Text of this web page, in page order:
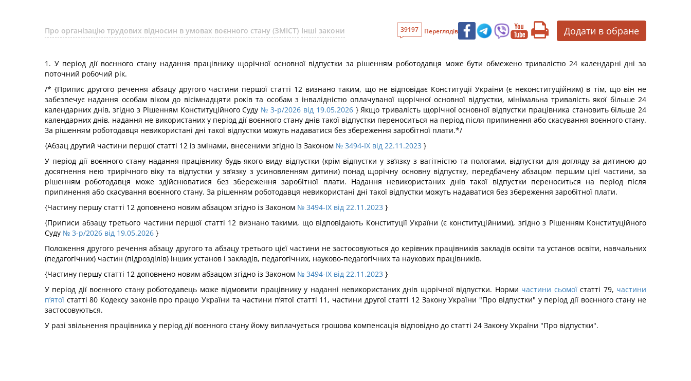
Про організацію трудових відносин в умовах воєнного стану (ЗМІСТ) Інші закони 39197 Переглядів Додати в обране
1. У період дії воєнного стану надання працівнику щорічної основної відпустки за рішенням роботодавця може бути обмежено тривалістю 24 календарні дні за
поточний робочий рік.
/*{Припис другого речення абзацу другого частини першої статті 12 визнано таким, що не відповідає Конституції України (є неконституційним) в тім, що він не
забезпечує надання особам віком до вісімнадцяти років та особам з інвалідністю оплачуваної щорічної основної відпустки, мінімальна тривалість якої більше 24
календарних днів, згідно з Рішенням Конституційного Суду № 3-р/2026 від 19.05.2026}Якщо тривалість щорічної основної відпустки працівника становить більше 24
календарних днів, надання не використаних у період дії воєнного стану днів такої відпустки переноситься на період після припинення або скасування воєнного стану.
За рішенням роботодавця невикористані дні такої відпустки можуть надаватися без збереження заробітної плати.*/
{Абзац другий частини першої статті 12 із змінами, внесеними згідно із Законом № 3494-IX від 22.11.2023 }
У період дії воєнного стану надання працівнику будь-якого виду відпустки (крім відпустки у зв’язку з вагітністю та пологами, відпустки для догляду за дитиною до
досягнення нею трирічного віку та відпустки у зв’язку з усиновленням дитини) понад щорічну основну відпустку, передбачену абзацом першим цієї частини, за
рішенням роботодавця може здійснюватися без збереження заробітної плати. Надання невикористаних днів такої відпустки переноситься на період після
припинення або скасування воєнного стану. За рішенням роботодавця невикористані дні такої відпустки можуть надаватися без збереження заробітної плати.
{Частину першу статті 12 доповнено новим абзацом згідно із Законом № 3494-IX від 22.11.2023 }
{Приписи абзацу третього частини першої статті 12 визнано такими, що відповідають Конституції України (є конституційними), згідно з Рішенням Конституційного
Суду № 3-р/2026 від 19.05.2026 }
Положення другого речення абзацу другого та абзацу третього цієї частини не застосовуються до керівних працівників закладів освіти та установ освіти, навчальних
(педагогічних) частин (підрозділів) інших установ і закладів, педагогічних, науково-педагогічних та наукових працівників.
{Частину першу статті 12 доповнено новим абзацом згідно із Законом № 3494-IX від 22.11.2023 }
У період дії воєнного стану роботодавець може відмовити працівнику у наданні невикористаних днів щорічної відпустки. Норми частини сьомоїстатті 79, частини
п’ятої статті 80 Кодексу законів про працю України та частини п’ятої статті 11, частини другої статті 12 Закону України "Про відпустки" у період дії воєнного стану не
застосовуються.
У разі звільнення працівника у період дії воєнного стану йому виплачується грошова компенсація відповідно до статті 24 Закону України "Про відпустки".